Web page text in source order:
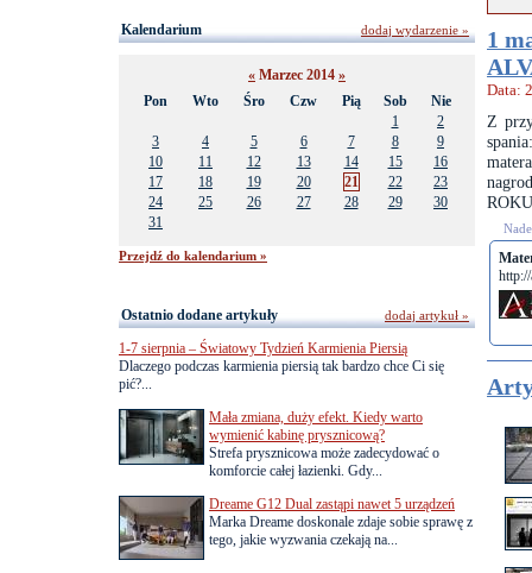
1
Data:
Z
Kalendarium
« Marzec 2014 »
Pon
Wto Śro Czw Pią Sob
Nie
1
2
3
4 5 6 7 8
9
10
11 12 13 14 15
16
17
18 19 20 21 22
23
24
25 26 27 28 29
30
31
Przejdź do kalendarium »
dodaj wydarzenie »
Ostatnio dodane artykuły
1-7 sierpnia – Światowy Tydzień Karmienia Piersią
Dlaczego podczas karmienia piersią tak bardzo chce Ci się
pić?...
Mała zmiana, duży efekt. Kiedy warto
wymienić kabinę prysznicową?
Strefa prysznicowa może zadecydować o
komforcie całej łazienki. Gdy...
Dreame G12 Dual zastąpi nawet 5 urządzeń
Marka Dreame doskonale zdaje sobie sprawę z
tego, jakie wyzwania czekają na...
dodaj artykuł »